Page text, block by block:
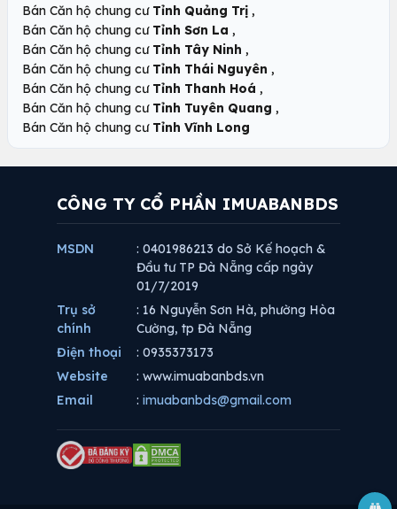
Bán Căn hộ chung cư Tỉnh Quảng Trị ,
Bán Căn hộ chung cư Tỉnh Sơn La ,
Bán Căn hộ chung cư Tỉnh Tây Ninh ,
Bán Căn hộ chung cư Tỉnh Thái Nguyên ,
Bán Căn hộ chung cư Tỉnh Thanh Hoá ,
Bán Căn hộ chung cư Tỉnh Tuyên Quang ,
Bán Căn hộ chung cư Tỉnh Vĩnh Long
CÔNG TY CỔ PHẦN IMUABANBDS
MSDN
: 0401986213 do Sở Kế hoạch &
Đầu tư TP Đà Nẵng cấp ngày
01/7/2019
Trụ sở
chính
: 16 Nguyễn Sơn Hà, phường Hòa
Cường, tp Đà Nẵng
Điện thoại
: 0935373173
Website
: www.imuabanbds.vn
Email
: imuabanbds@gmail.com